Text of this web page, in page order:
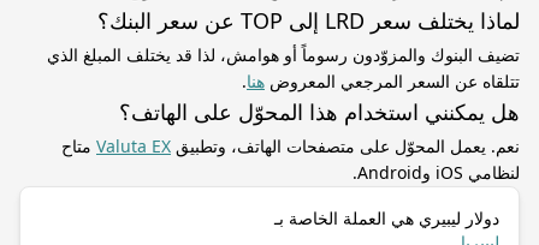
لماذا يختلف سعر LRD إلى TOP عن سعر البنك؟
تضيف البنوك والمزوّدون رسوماً أو هوامش، لذا قد يختلف المبلغ الذي
تتلقاه عن السعر المرجعي المعروض هنا.
هل يمكنني استخدام هذا المحوّل على الهاتف؟
نعم. يعمل المحوّل على متصفحات الهاتف، وتطبيق Valuta EX متاح
لنظامي iOS وAndroid.
دولار ليبيري هي العملة الخاصة بـ